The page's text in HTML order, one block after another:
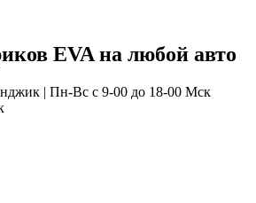
EVA ​на любой авто
| Пн-Вс с 9-00 до 18-00 Мск